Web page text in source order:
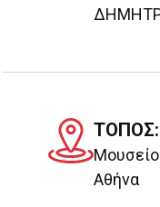
TOΠΟΣ:
Αθήνα